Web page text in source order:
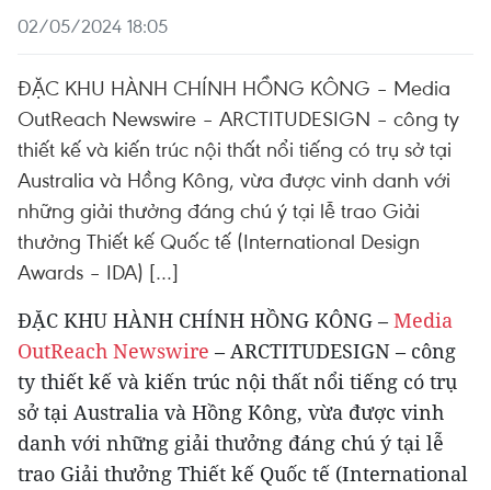
02/05/2024 18:05
ĐẶC KHU HÀNH CHÍNH HỒNG KÔNG – Media
OutReach Newswire – ARCTITUDESIGN – công ty
thiết kế và kiến ​​trúc nội thất nổi tiếng có trụ sở tại
Australia và Hồng Kông, vừa được vinh danh với
những giải thưởng đáng chú ý tại lễ trao Giải
thưởng Thiết kế Quốc tế (International Design
Awards – IDA) […]
ĐẶC KHU HÀNH CHÍNH HỒNG KÔNG – Media
OutReach Newswire – ARCTITUDESIGN – công
ty thiết kế và kiến ​​trúc nội thất nổi tiếng có trụ
sở tại Australia và Hồng Kông, vừa được vinh
danh với những giải thưởng đáng chú ý tại lễ
trao Giải thưởng Thiết kế Quốc tế (International